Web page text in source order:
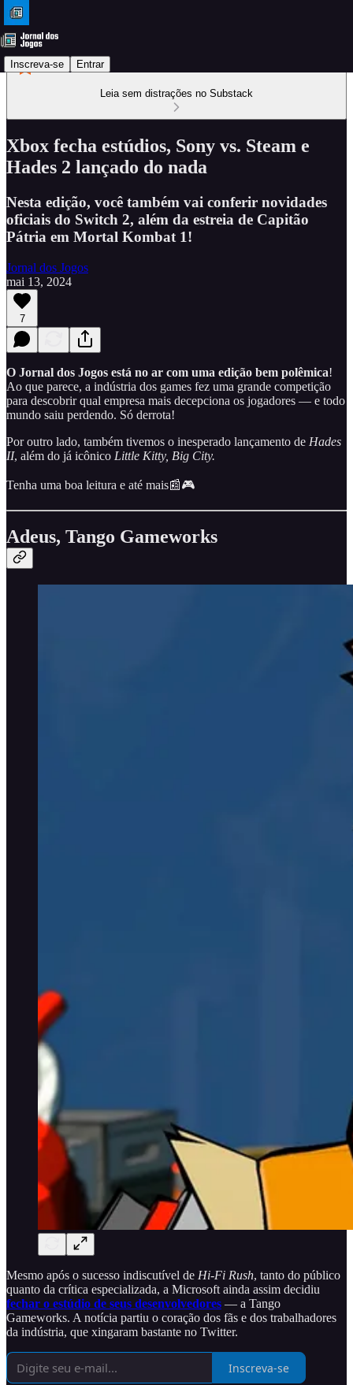
Inscreva-se Entrar
Leia sem distrações no Substack
Xbox fecha estúdios, Sony vs. Steam e
Hades 2 lançado do nada
Nesta edição, você também vai conferir novidades
oficiais do Switch 2, além da estreia de Capitão
Pátria em Mortal Kombat 1!
Jornal dos Jogos
mai 13, 2024
7
O Jornal dos Jogos está no ar com uma edição bem polêmica!
Ao que parece, a indústria dos games fez uma grande competição
para descobrir qual empresa mais decepciona os jogadores — e todo
mundo saiu perdendo. Só derrota!
Por outro lado, também tivemos o inesperado lançamento de Hades
II, além do já icônico Little Kitty, Big City.
Tenha uma boa leitura e até mais📰🎮
Adeus, Tango Gameworks
Mesmo após o sucesso indiscutível de Hi-Fi Rush, tanto do público
quanto da crítica especializada, a Microsoft ainda assim decidiu
fechar o estúdio de seus desenvolvedores — a Tango
Gameworks. A notícia partiu o coração dos fãs e dos trabalhadores
da indústria, que xingaram bastante no Twitter.
Inscreva-se